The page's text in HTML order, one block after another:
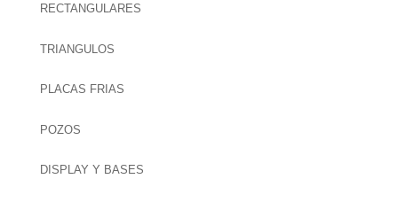
RECTANGULARES
TRIANGULOS
PLACAS FRIAS
POZOS
DISPLAY Y BASES